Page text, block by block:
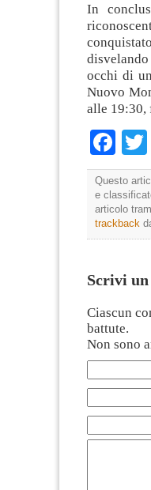
In
occhi di
Nuovo
alle 19:30,
Questo
e
articolo
trackback
Scrivi
Ciascun
battute.
Non sono